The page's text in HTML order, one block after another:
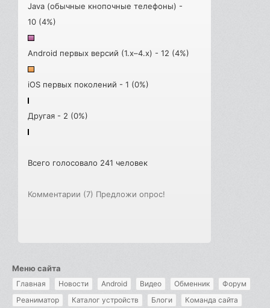
Java (обычные кнопочные телефоны) -
10 (4%)
Android первых версий (1.x–4.x) - 12 (4%)
iOS первых поколений - 1 (0%)
Другая - 2 (0%)
Всего голосовало 241 человек
Комментарии (7) Предложи опрос!
Меню сайта
Главная Новости Android Видео Обменник
Форум
Реаниматор
Каталог устройств Блоги Команда сайта